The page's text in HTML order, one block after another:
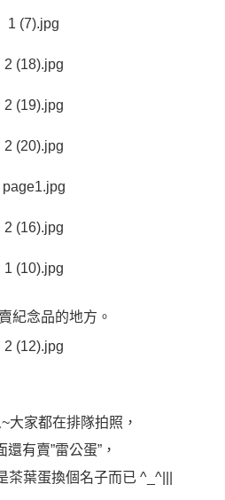
紀念品的地方。
大家都在排隊拍照，
有賣”雷公蛋”，
茶葉蛋換個名子而已 ^_^|||